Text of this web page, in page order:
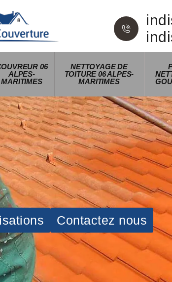
06
ALPES-
MARITIMES
NETTOYAGE DE
TOITURE 06 ALPES-
MARITIMES
Contactez nous